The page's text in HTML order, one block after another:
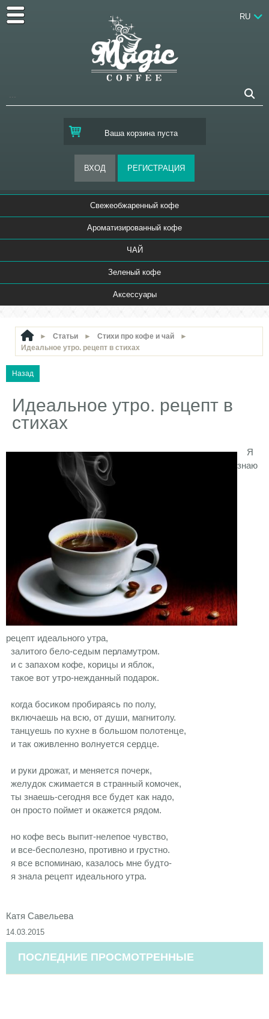
Ваша корзина пуста
RU
Свежеобжаренный кофе
Ароматизированный кофе
ЧАЙ
Зеленый кофе
Аксессуары
► Статьи ► Стихи про кофе и чай
►
Идеальное утро. рецепт в стихах
Идеальное утро. рецепт в
стихах
Я
знаю
рецепт идеального утра,
залитого бело-седым перламутром.
и с запахом кофе, корицы и яблок,
такое вот утро-нежданный подарок.
когда босиком пробираясь по полу,
включаешь на всю, от души, магнитолу.
танцуешь по кухне в большом полотенце,
и так оживленно волнуется сердце.
и руки дрожат, и меняется почерк,
желудок сжимается в странный комочек,
ты знаешь-сегодня все будет как надо,
он просто поймет и окажется рядом.
но кофе весь выпит-нелепое чувство,
и все-бесполезно, противно и грустно.
я все вспоминаю, казалось мне будто-
я знала рецепт идеального утра.
Катя Савельева
14.03.2015
ПОСЛЕДНИЕ ПРОСМОТРЕННЫЕ